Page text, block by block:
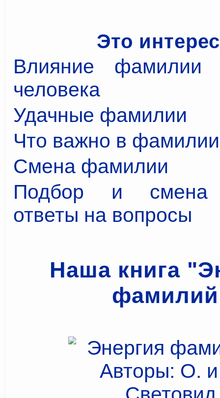
Это
Влияние фамилии
человека
Удачные фамилии
Что важно в фамилии
Смена фамилии
Подбор и смена
ответы на вопросы
Наша книга